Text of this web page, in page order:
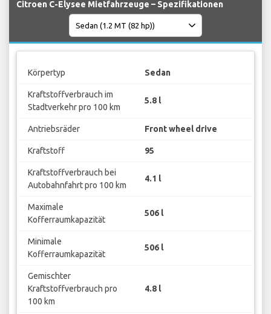
Citroen C-Elysee Mietfahrzeuge – Spezifikationen
Körpertyp Sedan
Kraftstoffverbrauch im
Stadtverkehr pro 100 km
5.8 l
Antriebsräder Front wheel drive
Kraftstoff 95
Kraftstoffverbrauch bei
Autobahnfahrt pro 100 km
4.1 l
Maximale
Kofferraumkapazität
506 l
Minimale
Kofferraumkapazität
506 l
Gemischter
Kraftstoffverbrauch pro
100 km
4.8 l